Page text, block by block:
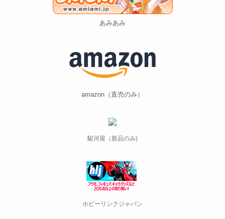
あみあみ
amazon（直売のみ）
駿河屋（新品のみ)
ホビーリンクジャパン